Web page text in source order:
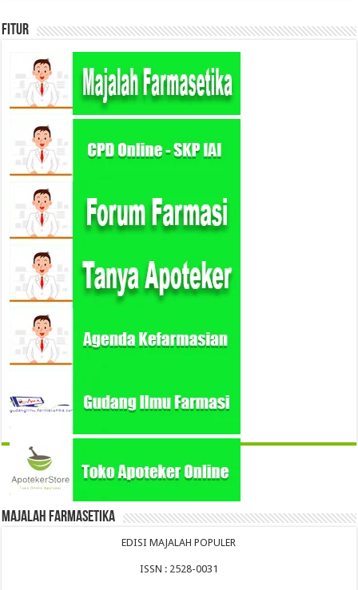
Fitur
Majalah Farmasetika
EDISI MAJALAH POPULER
ISSN : 2528-0031